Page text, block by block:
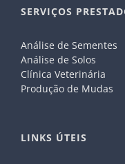
SERVIÇOS
Análise de Sementes
Análise de Solos
Clínica Veterinária
Produção de Mudas
LINKS ÚTEIS